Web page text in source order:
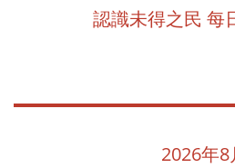
認識未得之民 每
2026年8